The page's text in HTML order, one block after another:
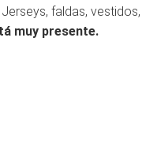
faldas, vestidos,
muy presente.